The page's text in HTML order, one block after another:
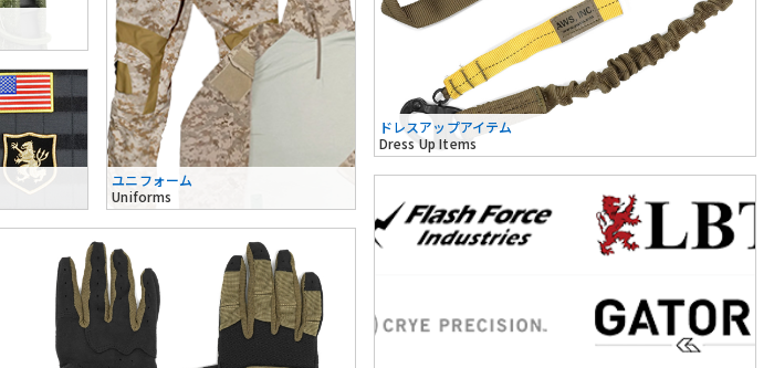
ユニフォーム
Uniforms
ドレスアップアイテム
Dress Up Items